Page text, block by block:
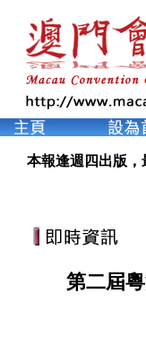
本報逢週四出版，
第二屆